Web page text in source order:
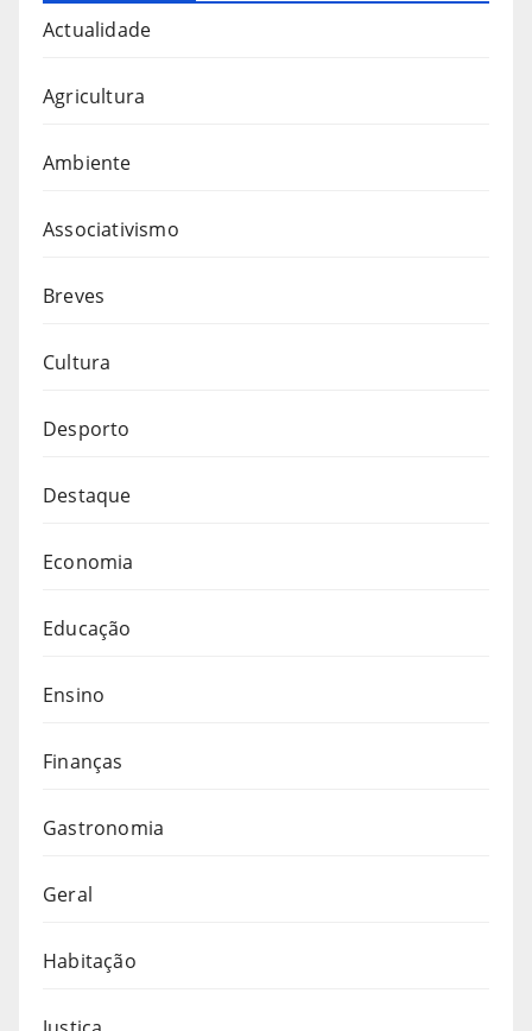
Actualidade
Agricultura
Ambiente
Associativismo
Breves
Cultura
Desporto
Destaque
Economia
Educação
Ensino
Finanças
Gastronomia
Geral
Habitação